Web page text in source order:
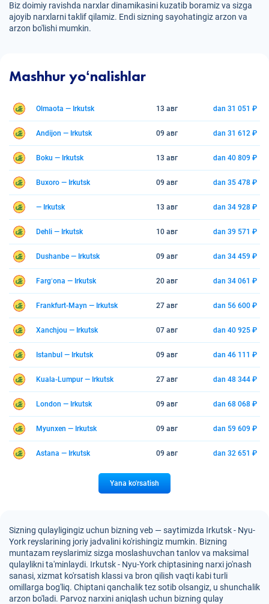
Biz doimiy ravishda narxlar dinamikasini kuzatib boramiz va sizga
ajoyib narxlarni taklif qilamiz. Endi sizning sayohatingiz arzon va
arzon bo'lishi mumkin.
Mashhur yoʻnalishlar
Olmaota — Irkutsk 13 авг dan 31 051 ₽
Andijon — Irkutsk 09 авг dan 31 612 ₽
Boku — Irkutsk 13 авг dan 40 809 ₽
Buxoro — Irkutsk 09 авг dan 35 478 ₽
— Irkutsk 13 авг dan 34 928 ₽
Dehli — Irkutsk 10 авг dan 39 571 ₽
Dushanbe — Irkutsk 09 авг dan 34 459 ₽
Fargʻona — Irkutsk 20 авг dan 34 061 ₽
Frankfurt-Mayn — Irkutsk 27 авг dan 56 600 ₽
Xanchjou — Irkutsk 07 авг dan 40 925 ₽
Istanbul — Irkutsk 09 авг dan 46 111 ₽
Kuala-Lumpur — Irkutsk 27 авг dan 48 344 ₽
London — Irkutsk 09 авг dan 68 068 ₽
Myunxen — Irkutsk 09 авг dan 59 609 ₽
Astana — Irkutsk 09 авг dan 32 651 ₽
Yana ko'rsatish
Sizning qulayligingiz uchun bizning veb — saytimizda Irkutsk - Nyu-
York reyslarining joriy jadvalini ko'rishingiz mumkin. Bizning
muntazam reyslarimiz sizga moslashuvchan tanlov va maksimal
qulaylikni ta'minlaydi. Irkutsk - Nyu-York chiptasining narxi jo'nash
sanasi, xizmat ko'rsatish klassi va bron qilish vaqti kabi turli
omillarga bog'liq. Chiptani qanchalik tez sotib olsangiz, u shunchalik
arzon bo'ladi. Parvoz narxini aniqlash uchun bizning qulay